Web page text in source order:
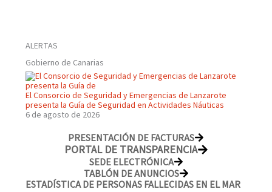
ALERTAS
Gobierno de Canarias
El Consorcio de Seguridad y Emergencias de Lanzarote
presenta la Guía de Seguridad en Actividades Náuticas
6 de agosto de 2026
PRESENTACIÓN DE FACTURAS
PORTAL DE TRANSPARENCIA
SEDE ELECTRÓNICA
TABLÓN DE ANUNCIOS
ESTADÍSTICA DE PERSONAS FALLECIDAS EN EL MAR